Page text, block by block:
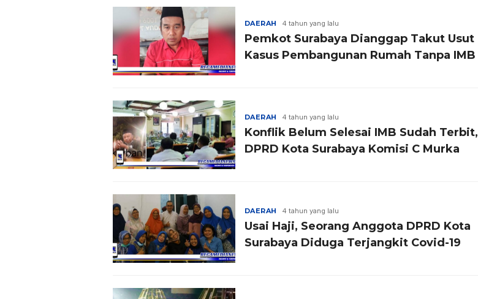
DAERAH 4 tahun yang lalu
Pemkot Surabaya Dianggap Takut Usut
Kasus Pembangunan Rumah Tanpa IMB
DAERAH 4 tahun yang lalu
Konflik Belum Selesai IMB Sudah Terbit,
DPRD Kota Surabaya Komisi C Murka
DAERAH 4 tahun yang lalu
Usai Haji, Seorang Anggota DPRD Kota
Surabaya Diduga Terjangkit Covid-19